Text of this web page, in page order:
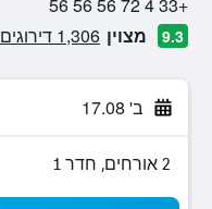
9.3 מצוין 1,306 דירוגים מאומתים
ב' 17.08
2 אורחים, חדר 1